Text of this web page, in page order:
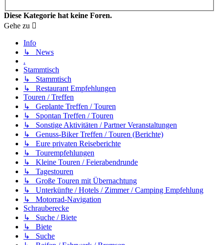
Diese Kategorie hat keine Foren.
Gehe zu
Info
↳ News
.
Stammtisch
↳ Stammtisch
↳ Restaurant Empfehlungen
Touren / Treffen
↳ Geplante Treffen / Touren
↳ Spontan Treffen / Touren
↳ Sonstige Aktivitäten / Partner Veranstaltungen
↳ Genuss-Biker Treffen / Touren (Berichte)
↳ Eure privaten Reiseberichte
↳ Tourempfehlungen
↳ Kleine Touren / Feierabendrunde
↳ Tagestouren
↳ Große Touren mit Übernachtung
↳ Unterkünfte / Hotels / Zimmer / Camping Empfehlung
↳ Motorrad-Navigation
Schrauberecke
↳ Suche / Biete
↳ Biete
↳ Suche